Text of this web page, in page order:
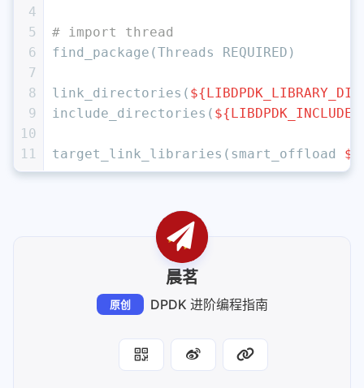
4
5
6
7
8
9
10
11
# import thread
find_package(Threads REQUIRED)
link_directories(
include_directories(
target_link_libraries(smart_offload
晨茗
原创 DPDK 进阶编程指南